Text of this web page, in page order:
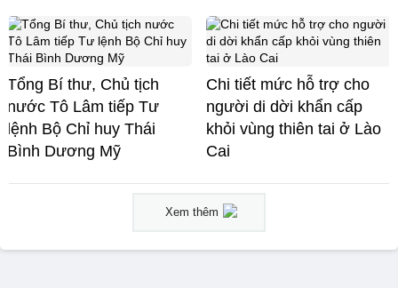
Tổng Bí thư, Chủ tịch
nước Tô Lâm tiếp Tư
lệnh Bộ Chỉ huy Thái
Bình Dương Mỹ
Chi tiết mức hỗ trợ cho
người di dời khẩn cấp
khỏi vùng thiên tai ở Lào
Cai
Xem thêm